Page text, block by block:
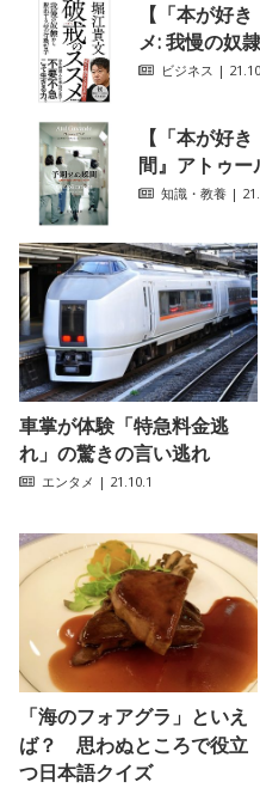
【「本が好
メ: 我慢の奴
ビジネス |
【「本が好
間』アトゥ
知識・教養 |
車掌が体験「特急料金逃
れ」の驚きの言い逃れ
エンタメ | 21.10.1
「海のフォアグラ」といえ
ば？ 思わぬところで役立
つ日本語クイズ